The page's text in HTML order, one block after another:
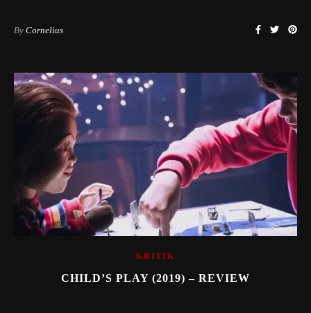
By Cornelius
KRITIK
CHILD’S PLAY (2019) – REVIEW